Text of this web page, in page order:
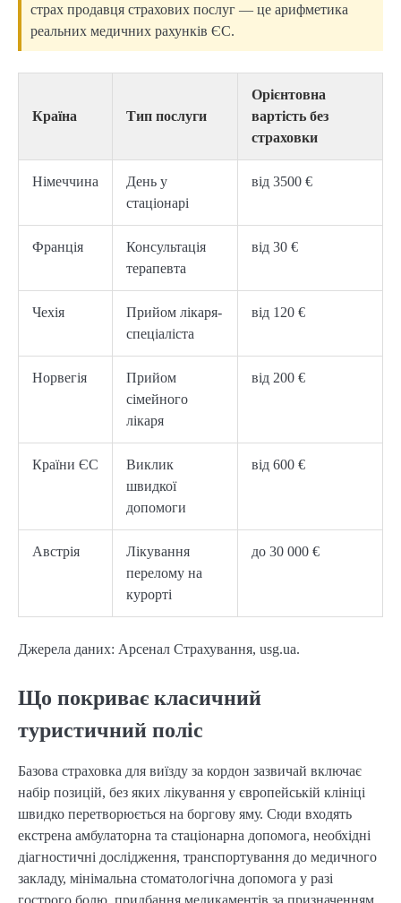
страх продавця страхових послуг — це арифметика
реальних медичних рахунків ЄС.
Країна Тип послуги
Орієнтовна
вартість без
страховки
Німеччина
День у
стаціонарі
від 3500 €
Франція
Консультація
терапевта
від 30 €
Чехія
Прийом лікаря-
спеціаліста
від 120 €
Норвегія
Прийом
сімейного
лікаря
від 200 €
Країни ЄС
Виклик
швидкої
допомоги
від 600 €
Австрія
Лікування
перелому на
курорті
до 30 000 €
Джерела даних: Арсенал Страхування, usg.ua.
Що покриває класичний
туристичний поліс
Базова страховка для виїзду за кордон зазвичай включає
набір позицій, без яких лікування у європейській клініці
швидко перетворюється на боргову яму. Сюди входять
екстрена амбулаторна та стаціонарна допомога, необхідні
діагностичні дослідження, транспортування до медичного
закладу, мінімальна стоматологічна допомога у разі